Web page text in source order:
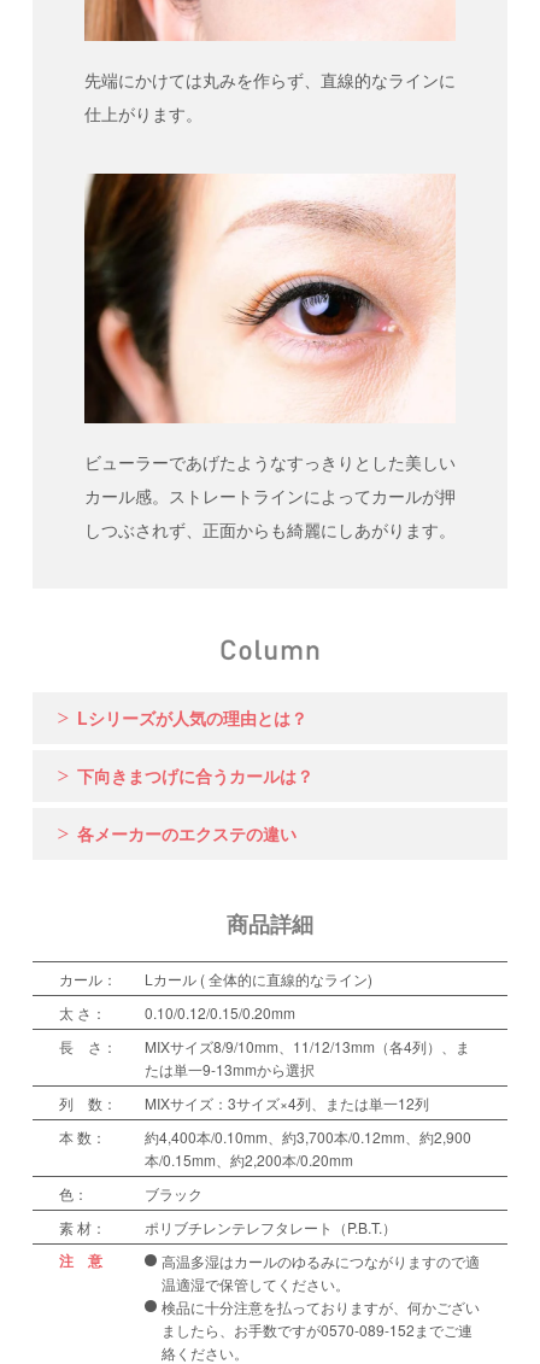
先端にかけては丸みを作らず、直線的なラインに
仕上がります。
ビューラーであげたようなすっきりとした美しい
カール感。ストレートラインによってカールが押
しつぶされず、正面からも綺麗にしあがります。
Lシリーズが人気の理由とは？
下向きまつげに合うカールは？
各メーカーのエクステの違い
商品詳細
カール：
Lカール ( 全体的に直線的なライン)
太 さ：
0.10/0.12/0.15/0.20mm
長 さ：
MIXサイズ8/9/10mm、11/12/13mm（各4列）、ま
たは単一9-13mmから選択
列 数：
MIXサイズ：3サイズ×4列、または単一12列
本 数：
約4,400本/0.10mm、約3,700本/0.12mm、約2,900
本/0.15mm、約2,200本/0.20mm
色：
ブラック
素 材：
ポリブチレンテレフタレート（P.B.T.）
注 意
高温多湿はカールのゆるみにつながりますので適
温適湿で保管してください。
検品に十分注意を払っておりますが、何かござい
ましたら、お手数ですが0570-089-152までご連
絡ください。